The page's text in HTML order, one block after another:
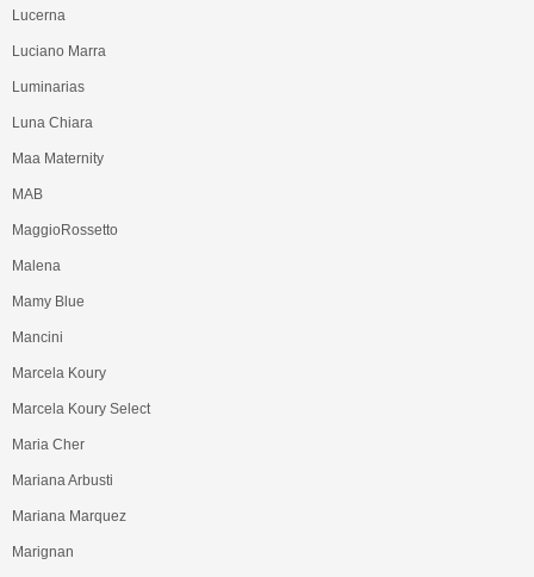
Lucerna
Luciano Marra
Luminarias
Luna Chiara
Maa Maternity
MAB
MaggioRossetto
Malena
Mamy Blue
Mancini
Marcela Koury
Marcela Koury Select
Maria Cher
Mariana Arbusti
Mariana Marquez
Marignan